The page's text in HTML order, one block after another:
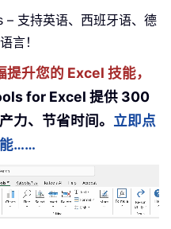
支持英语、西班牙语、德
言！
升您的 Excel 技能，
for Excel 提供 300
力、节省时间。 立即点
能……